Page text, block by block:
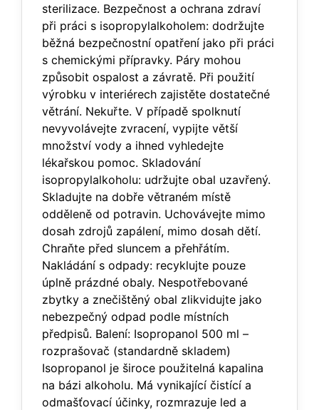
sterilizace. Bezpečnost a ochrana zdraví
při práci s isopropylalkoholem: dodržujte
běžná bezpečnostní opatření jako při práci
s chemickými přípravky. Páry mohou
způsobit ospalost a závratě. Při použití
výrobku v interiérech zajistěte dostatečné
větrání. Nekuřte. V případě spolknutí
nevyvolávejte zvracení, vypijte větší
množství vody a ihned vyhledejte
lékařskou pomoc. Skladování
isopropylalkoholu: udržujte obal uzavřený.
Skladujte na dobře větraném místě
odděleně od potravin. Uchovávejte mimo
dosah zdrojů zapálení, mimo dosah dětí.
Chraňte před sluncem a přehřátím.
Nakládání s odpady: recyklujte pouze
úplně prázdné obaly. Nespotřebované
zbytky a znečištěný obal zlikvidujte jako
nebezpečný odpad podle místních
předpisů. Balení: Isopropanol 500 ml –
rozprašovač (standardně skladem)
Isopropanol je široce použitelná kapalina
na bázi alkoholu. Má vynikající čistící a
odmašťovací účinky, rozmrazuje led a